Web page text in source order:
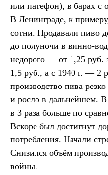
или патефон), в барах с
В Ленинграде, к
сотни. Продавали пиво
до полуночи в винно-
недорого — от 1,25 руб.
1,5 руб., а с 1940 г. — 2
производство пива
и росло в дальнейшем. В
в 3 раза больше по
Вскоре был достигнут
потребления. Начали
Снизился объём
войны.